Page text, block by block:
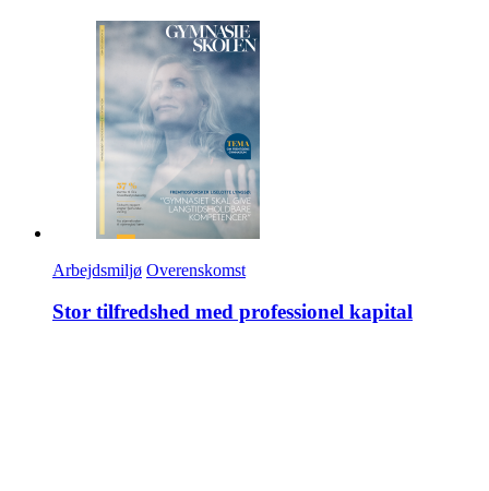
Arbejdsmiljø Overenskomst
Stor tilfredshed med professionel kapital